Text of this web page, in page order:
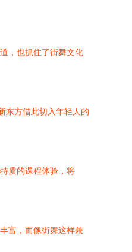
，也抓住了街舞文化
东方借此切入年轻人的
质的课程体验，将
富，而像街舞这样兼